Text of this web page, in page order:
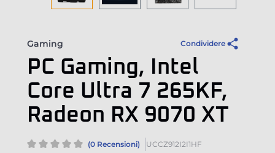
Gaming Condividere
PC Gaming, Intel
Core Ultra 7 265KF,
Radeon RX 9070 XT
(0 Recensioni) UCCZ912I2I1HF